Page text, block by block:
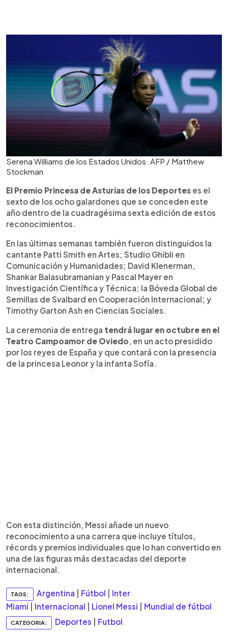
Serena Williams de los Estados Unidos. AFP / Matthew
Stockman
El Premio Princesa de Asturias de los Deportes es el
sexto de los ocho galardones que se conceden este
año dentro de la cuadragésima sexta edición de estos
reconocimientos.
En las últimas semanas también fueron distinguidos la
cantante Patti Smith en Artes; Studio Ghibli en
Comunicación y Humanidades; David Klenerman,
Shankar Balasubramanian y Pascal Mayer en
Investigación Científica y Técnica; la Bóveda Global de
Semillas de Svalbard en Cooperación Internacional; y
Timothy Garton Ash en Ciencias Sociales.
La ceremonia de entrega tendrá lugar en octubre en el
Teatro Campoamor de Oviedo , en un acto presidido
por los reyes de España y que contará con la presencia
de la princesa Leonor y la infanta Sofía.
Con esta distinción, Messi añade un nuevo
reconocimiento a una carrera que incluye títulos,
récords y premios individuales que lo han convertido en
una de las figuras más destacadas del deporte
internacional.
TAGS: Argentina Fútbol
Inter
Miami
Internacional Lionel Messi Mundial de fútbol
CATEGORIA: Deportes Futbol